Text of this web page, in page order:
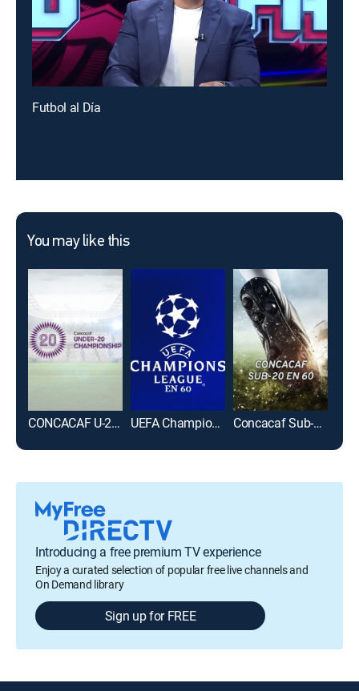
Futbol al Día
You may like this
CONCACAF U-20 Championship Soccer UEFA Champions League en 60 Concacaf Sub-20 en 60
Introducing a free premium TV experience
Enjoy a curated selection of popular free live channels and
On Demand library
Sign up for FREE